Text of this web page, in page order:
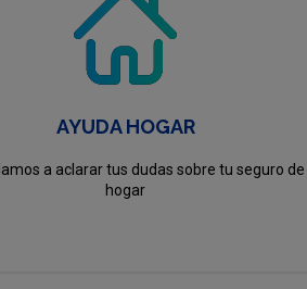
AYUDA HOGAR
a aclarar tus dudas sobre tu seguro de
hogar